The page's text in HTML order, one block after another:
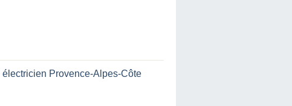
électricien Provence-Alpes-Côte